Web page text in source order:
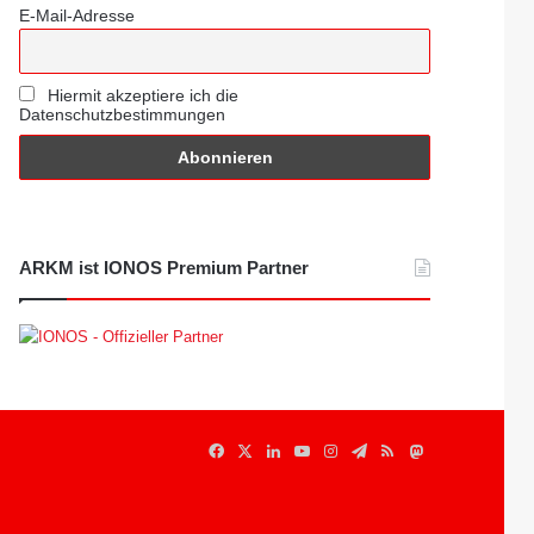
E-Mail-Adresse
Hiermit akzeptiere ich die
Datenschutzbestimmungen
ARKM ist IONOS Premium Partner
FacebookLinkedInYouTubeInstagramTelegram
RSSMastodon